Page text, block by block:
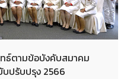
ธ์ตามข้อบังคับสมาคม
บปรับปรุง 2566